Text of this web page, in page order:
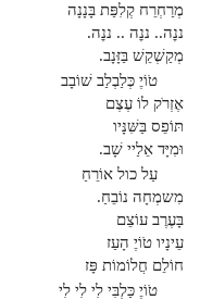
מְרַחְרֵח קְלִפַּת בָּנָנָה
ננׇה.. ננׇה .. ננׇה.
מְקַשְׁקֵשׁ בַּזָּנָב.
טֹוֹיֶ כְּלַבְלַב שׁוֹבָב
אֶזְרֹק לוֹ עֶצֶם
תּוֹפֵס בַּשִּׁנָּיו
וּמִיָּד אֵלַיי שָׁב.
עַל כול אוֹרֵחַ
מִשמְחָה נוֹבֵחַ.
בָּעֶרֶב עוֹצֵם
עֵינָיו טֹוֹיֶ הָעַז
חוֹלֵם חֲלוֹמוֹת פָּז
טֹוֹיֶ כַּלְבִּי לִי לִי לִי